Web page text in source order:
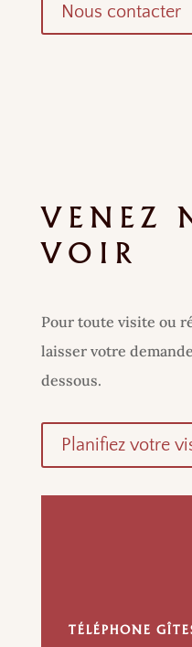
Nous contacter
VENEZ
VOIR
Pour toute visite ou
laisser votre
dessous.
Planifiez votre
TÉLÉPHONE